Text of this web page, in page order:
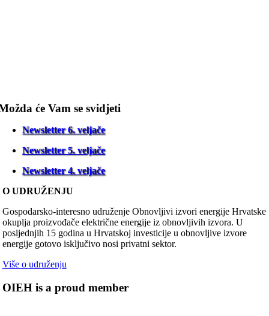
će Vam se svidjeti
Newsletter 6. veljače
Newsletter 5. veljače
Newsletter 4. veljače
O UDRUŽENJU
Gospodarsko-interesno udruženje Obnovljivi izvori energije Hrvatske
okuplja proizvođače električne energije iz obnovljivih izvora. U
posljednjih 15 godina u Hrvatskoj investicije u obnovljive izvore
energije gotovo isključivo nosi privatni sektor.
Više o udruženju
OIEH is a proud member